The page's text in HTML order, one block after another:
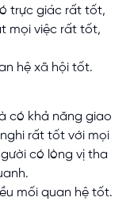
trực giác rất tốt,
mọi việc rất tốt,
hệ xã hội tốt.
có khả năng giao
rất tốt với mọi
có lòng vị tha
mối quan hệ tốt.